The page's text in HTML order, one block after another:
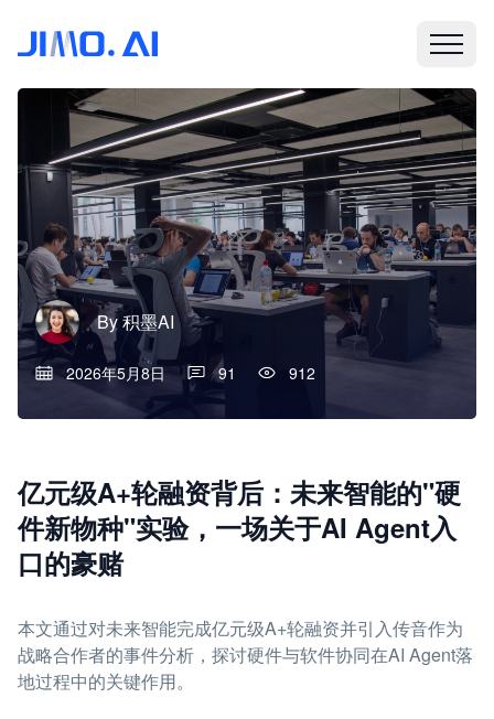
By积墨AI
2026年5月8日 91 912
亿元级A+轮融资背后：未来智能的"硬
件新物种"实验，一场关于AI Agent入
口的豪赌
本文通过对未来智能完成亿元级A+轮融资并引入传音作为
战略合作者的事件分析，探讨硬件与软件协同在AI Agent落
地过程中的关键作用。